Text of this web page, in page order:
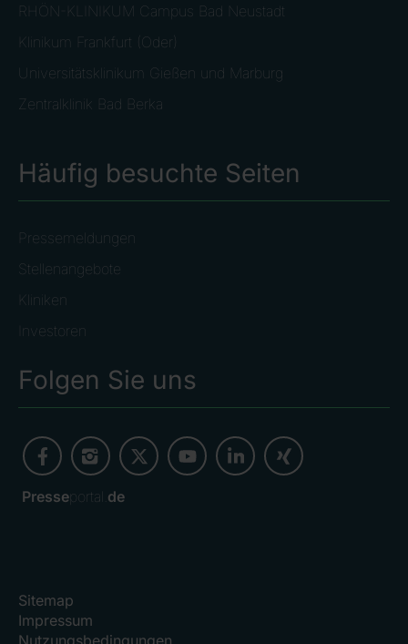
RHÖN-KLINIKUM Campus Bad Neustadt
Klinikum Frankfurt (Oder)
Universitätsklinikum Gießen und Marburg
Zentralklinik Bad Berka
Häufig besuchte Seiten
Pressemeldungen
Stellenangebote
Kliniken
Investoren
Folgen Sie uns
Presseportal. de
Sitemap
Impressum
Nutzungsbedingungen